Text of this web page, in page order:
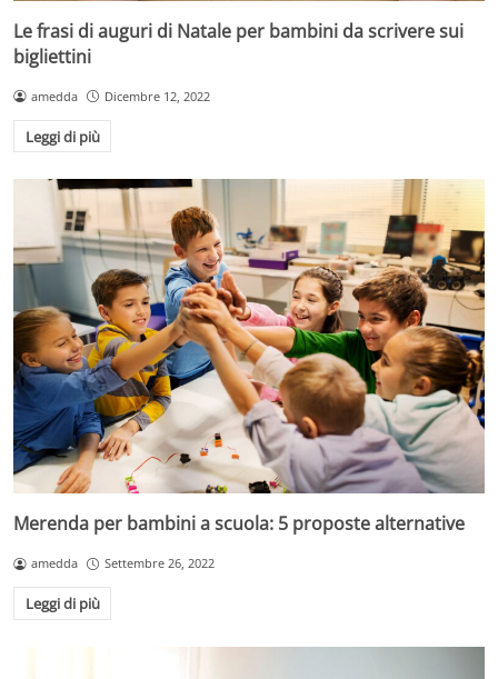
Le frasi di auguri di Natale per bambini da scrivere sui
bigliettini
amedda Dicembre 12, 2022
Leggi di più
Merenda per bambini a scuola: 5 proposte alternative
amedda Settembre 26, 2022
Leggi di più